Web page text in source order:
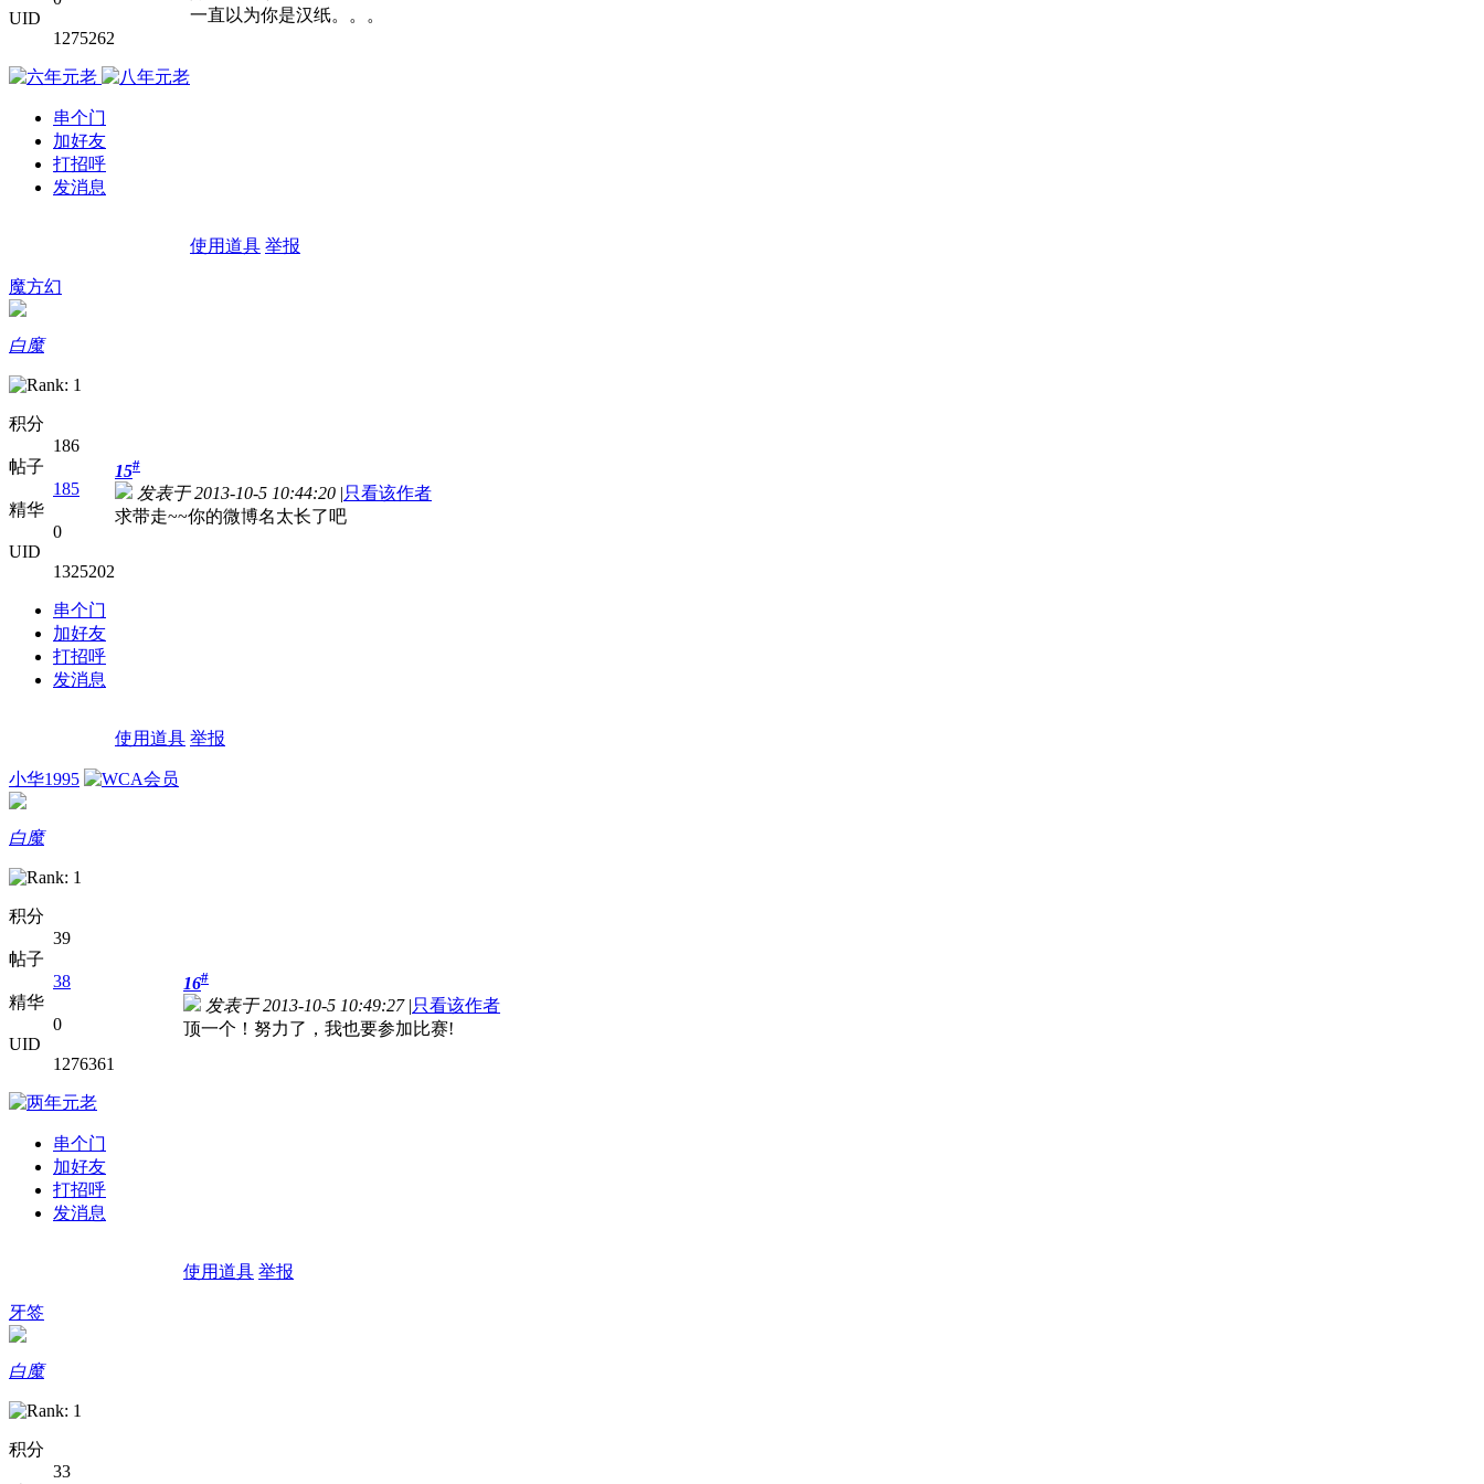
UID
1275262
串个门
加好友
打招呼
发消息
一直以为你是汉纸。。。
使用道具 举报
魔方幻
白魔
积分
186
帖子
185
精华
0
UID
1325202
串个门
加好友
打招呼
发消息
15#
发表于 2013-10-5 10:44:20 |只看该作者
求带走~~你的微博名太长了吧
使用道具 举报
小华1995
白魔
积分
39
帖子
38
精华
0
UID
1276361
串个门
加好友
打招呼
发消息
16#
发表于 2013-10-5 10:49:27 |只看该作者
顶一个！努力了，我也要参加比赛!
使用道具 举报
牙签
白魔
积分
33